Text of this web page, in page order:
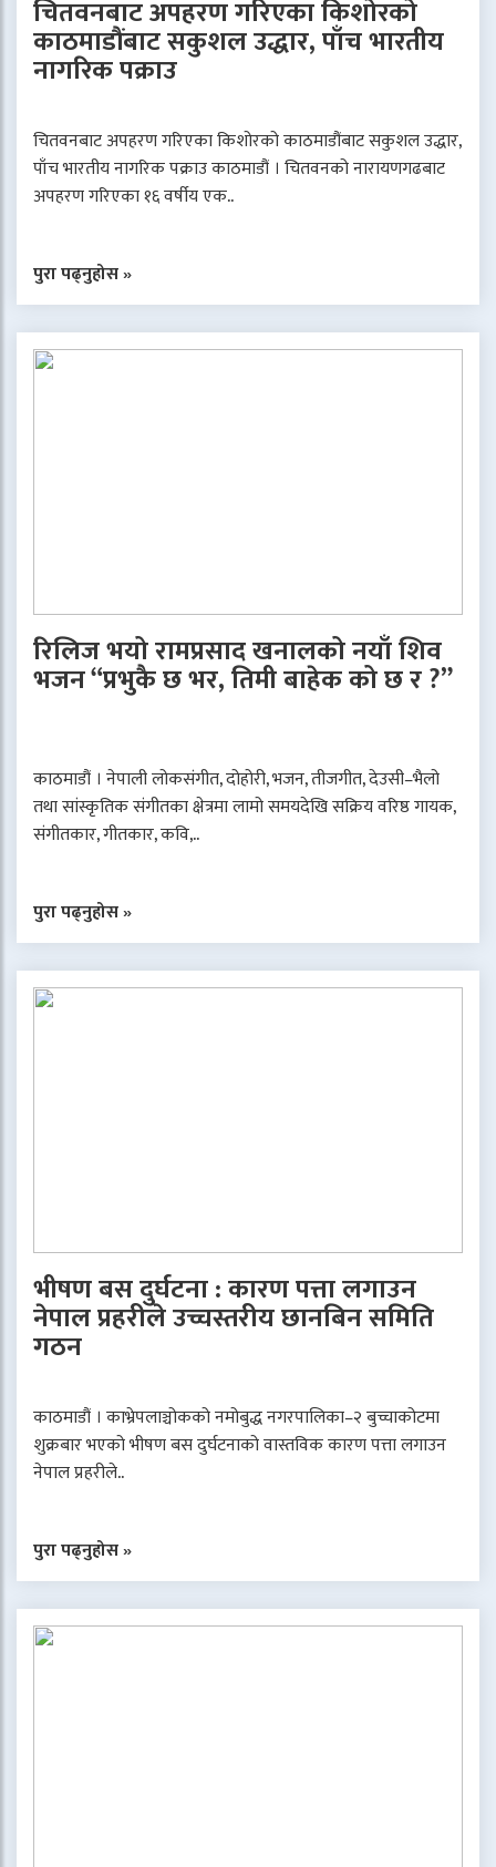
चितवनबाट अपहरण गरिएका किशोरको
काठमाडौंबाट सकुशल उद्धार, पाँच भारतीय
नागरिक पक्राउ
चितवनबाट अपहरण गरिएका किशोरको काठमाडौंबाट सकुशल उद्धार,
पाँच भारतीय नागरिक पक्राउ काठमाडौं । चितवनको नारायणगढबाट
अपहरण गरिएका १६ वर्षीय एक..
पुरा पढ्नुहोस »
रिलिज भयो रामप्रसाद खनालको नयाँ शिव
भजन “प्रभुकै छ भर, तिमी बाहेक को छ र ?”
काठमाडौं । नेपाली लोकसंगीत, दोहोरी, भजन, तीजगीत, देउसी–भैलो
तथा सांस्कृतिक संगीतका क्षेत्रमा लामो समयदेखि सक्रिय वरिष्ठ गायक,
संगीतकार, गीतकार, कवि,..
पुरा पढ्नुहोस »
भीषण बस दुर्घटना : कारण पत्ता लगाउन
नेपाल प्रहरीले उच्चस्तरीय छानबिन समिति
गठन
काठमाडौं । काभ्रेपलाञ्चोकको नमोबुद्ध नगरपालिका–२ बुच्चाकोटमा
शुक्रबार भएको भीषण बस दुर्घटनाको वास्तविक कारण पत्ता लगाउन
नेपाल प्रहरीले..
पुरा पढ्नुहोस »